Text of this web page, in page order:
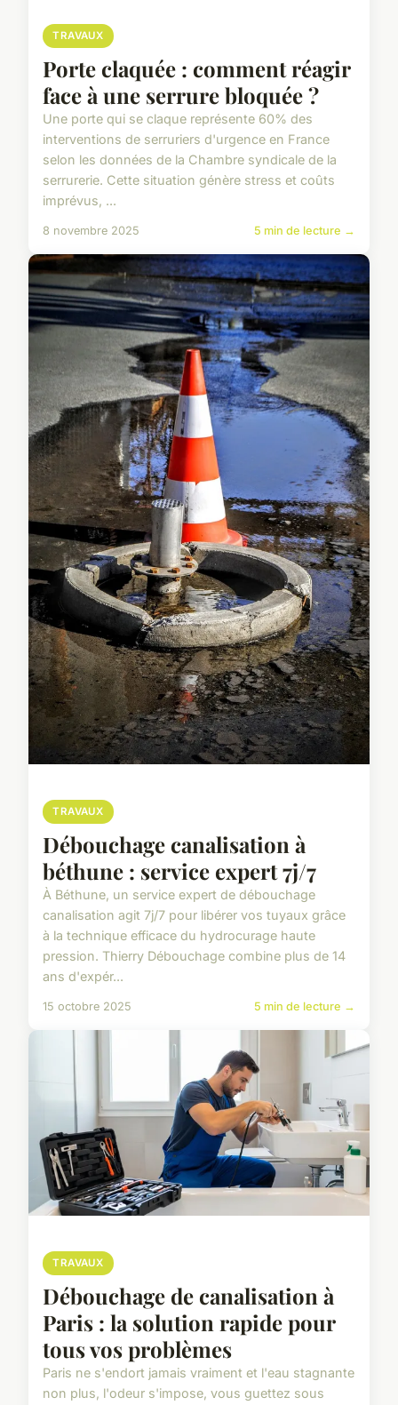
TRAVAUX
Porte claquée : comment réagir
face à une serrure bloquée ?
Une porte qui se claque représente 60% des
interventions de serruriers d'urgence en France
selon les données de la Chambre syndicale de la
serrurerie. Cette situation génère stress et coûts
imprévus, ...
8 novembre 2025 5 min de lecture →
TRAVAUX
Débouchage canalisation à
béthune : service expert 7j/7
À Béthune, un service expert de débouchage
canalisation agit 7j/7 pour libérer vos tuyaux grâce
à la technique efficace du hydrocurage haute
pression. Thierry Débouchage combine plus de 14
ans d'expér...
15 octobre 2025 5 min de lecture →
TRAVAUX
Débouchage de canalisation à
Paris : la solution rapide pour
tous vos problèmes
Paris ne s'endort jamais vraiment et l'eau stagnante
non plus, l'odeur s'impose, vous guettez sous